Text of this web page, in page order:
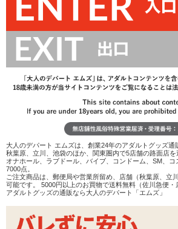
こんにちは(*´ω`*) 6月で友人の結婚ラッシ
わたしも誰かに早く貰われたい( º言º)おーい
いるよ……。
大人のデパート エムズは、創業24年のアダルトグッズ通
秋葉原、立川、池袋のほか、関東圏内で5店舗の路面店を
オナホール、ラブドール、バイブ、コンドーム、SM、
7000点。
ご注文商品は、郵便局や営業所留め、店舗（秋葉原、立
可能です。 5000円以上のお買物で送料無料（佐川急便・
アダルトグッズの通販なら大人のデパート「エムズ」